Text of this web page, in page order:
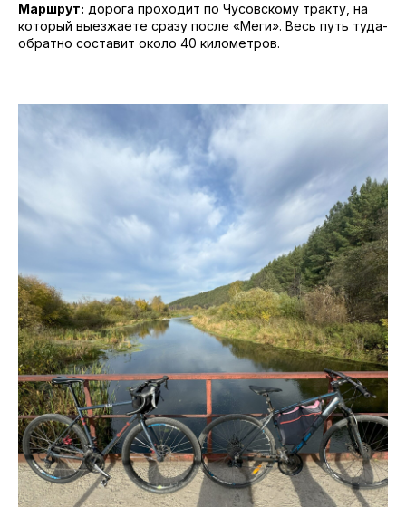
Маршрут: дорога проходит по Чусовскому тракту, на
который выезжаете сразу после «Меги». Весь путь туда-
обратно составит около 40 километров.